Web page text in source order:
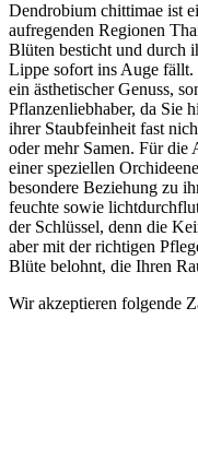
Dendrobium chittimae ist
aufregenden Regionen
Blüten besticht und durch
Lippe sofort ins Auge fällt.
ein ästhetischer Genuss,
Pflanzenliebhaber, da Sie
ihrer Staubfeinheit fast
oder mehr Samen. Für die
einer speziellen
besondere Beziehung zu
feuchte sowie
der Schlüssel, denn die
aber mit der richtigen
Blüte belohnt, die Ihren
Wir akzeptieren folgende